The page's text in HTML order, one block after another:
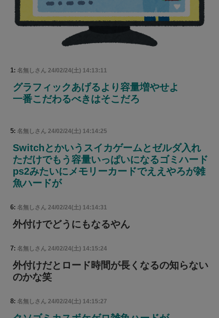
1: 名無しさん 24/02/24(土) 14:13:11
グラフィックあげるより容量増やせよ
一番こだわるべきはそこだろ
5: 名無しさん 24/02/24(土) 14:14:25
Switchとかいうスイカゲームとゼルダ入れ
ただけでもう容量いっぱいになるゴミハード
ps2みたいにメモリーカードでええやろが雑
魚ハードが
6: 名無しさん 24/02/24(土) 14:14:31
外付けでどうにもなるやん
7: 名無しさん 24/02/24(土) 14:15:24
外付けだとロード時間が長くなるの知らない
のかな笑
8: 名無しさん 24/02/24(土) 14:15:27